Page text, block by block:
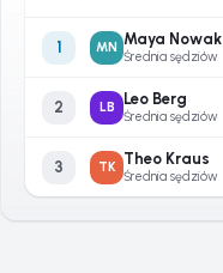
1 MN Maya Nowak
Średnia sędziów
2 LB Leo Berg
Średnia sędziów
3 TK Theo Kraus
Średnia sędziów